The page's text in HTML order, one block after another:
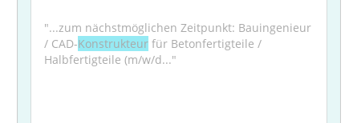
"...zum nächstmöglichen Zeitpunkt: Bauingenieur
/ CAD-Konstrukteur für Betonfertigteile /
Halbfertigteile (m/w/d..."